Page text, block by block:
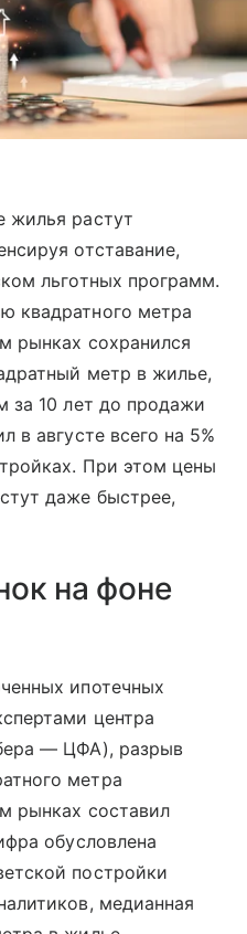
жилья растут
отставание,
льготных программ.
квадратного метра
рынках сохранился
метр в жилье,
за 10 лет до продажи
в августе всего на 5%
При этом цены
даже быстрее,
на фоне
ипотечных
центра
— ЦФА), разрыв
метра
рынках составил
обусловлена
постройки
медианная